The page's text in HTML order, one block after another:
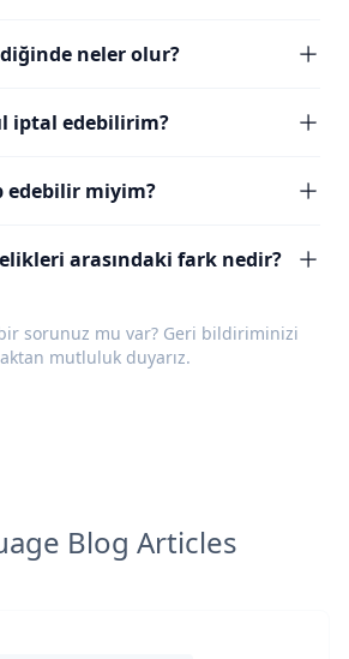
neler olur?
iptal edebilirim?
edebilir miyim?
arasındaki fark nedir?
sorunuz mu var? Geri bildiriminizi
mutluluk duyarız.
Blog Articles